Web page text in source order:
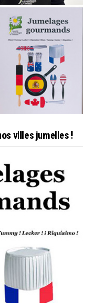
villes jumelles !